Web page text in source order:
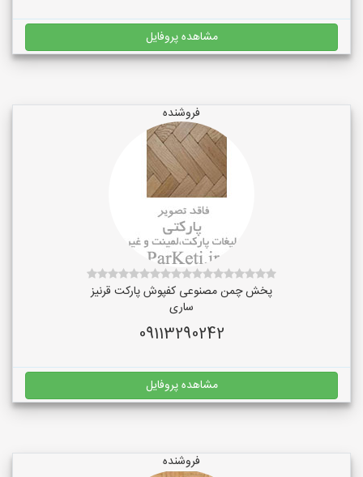
مشاهده پروفایل
فروشنده
پخش چمن مصنوعی کفپوش پارکت قرنیز
ساری
09113290242
مشاهده پروفایل
فروشنده